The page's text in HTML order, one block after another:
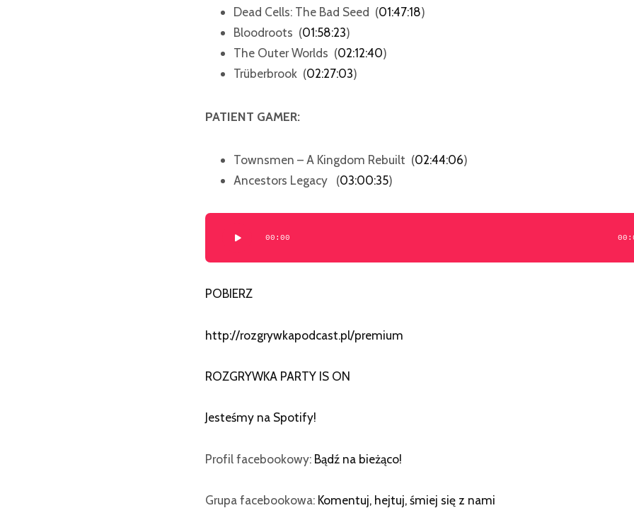
Dead Cells: The Bad Seed (01:47:18)
Bloodroots (01:58:23)
The Outer Worlds (02:12:40)
Trüberbrook (02:27:03)
PATIENT GAMER:
Townsmen – A Kingdom Rebuilt (02:44:06)
Ancestors Legacy (03:00:35)
Odtwarzacz
plików
dźwiękowych
00:00
POBIERZ
http://rozgrywkapodcast.pl/premium
ROZGRYWKA PARTY IS ON
Jesteśmy na Spotify!
Profil facebookowy: Bądź na bieżąco!
Grupa facebookowa: Komentuj, hejtuj, śmiej się z nami